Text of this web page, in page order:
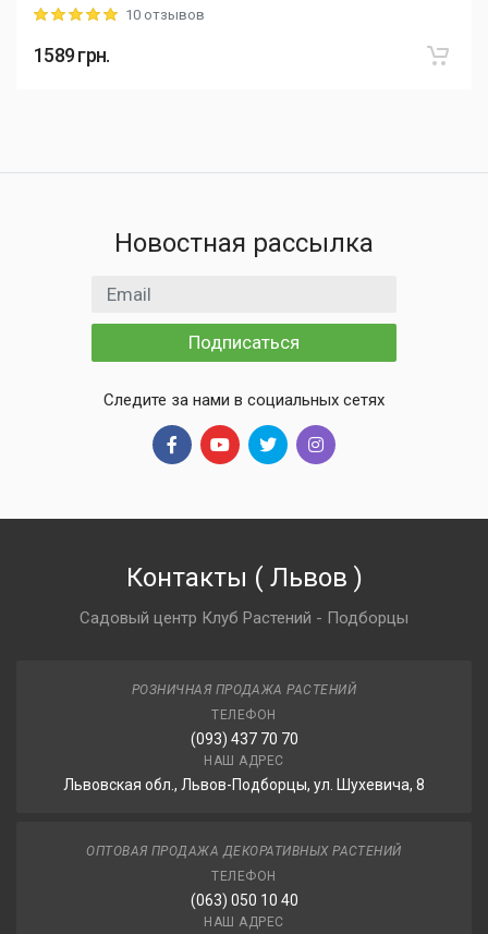
Rating: 5 out of 510 отзывов
1589грн.
Новостная рассылка
Email адрес
Подписаться
Следите за нами в социальных сетях
Контакты ( Львов )
Садовый центр Клуб Растений - Подборцы
РОЗНИЧНАЯ ПРОДАЖА РАСТЕНИЙ
ТЕЛЕФОН
(093) 437 70 70
НАШ АДРЕС
Львовская обл., Львов-Подборцы, ул. Шухевича, 8
ОПТОВАЯ ПРОДАЖА ДЕКОРАТИВНЫХ РАСТЕНИЙ
ТЕЛЕФОН
(063) 050 10 40
НАШ АДРЕС